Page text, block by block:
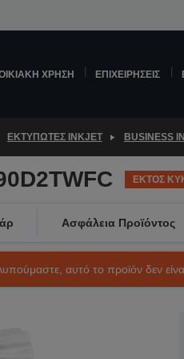
ΧΡΉΣΗ ΕΠΙΧΕΙΡΉΣΕΙΣ
ΕΚΤΥΠΩΤΈΣ INKJET BUSINESS
ΕΚΤΟΣ
Ασφάλεια Προϊόντος
αυτό το προϊόν δεν